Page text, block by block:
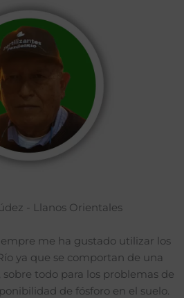
- Llanos Orientales
me ha gustado utilizar los
ya que se comportan de una
todo para los problemas de
de fósforo en el suelo.